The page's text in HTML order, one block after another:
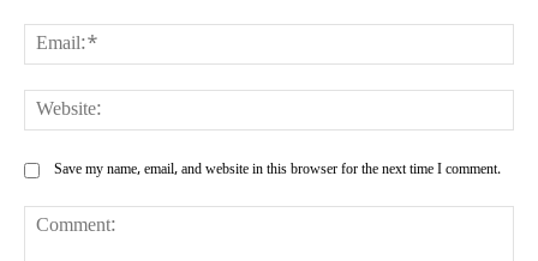
Save my name, email, and website in this browser for the next time I comment.